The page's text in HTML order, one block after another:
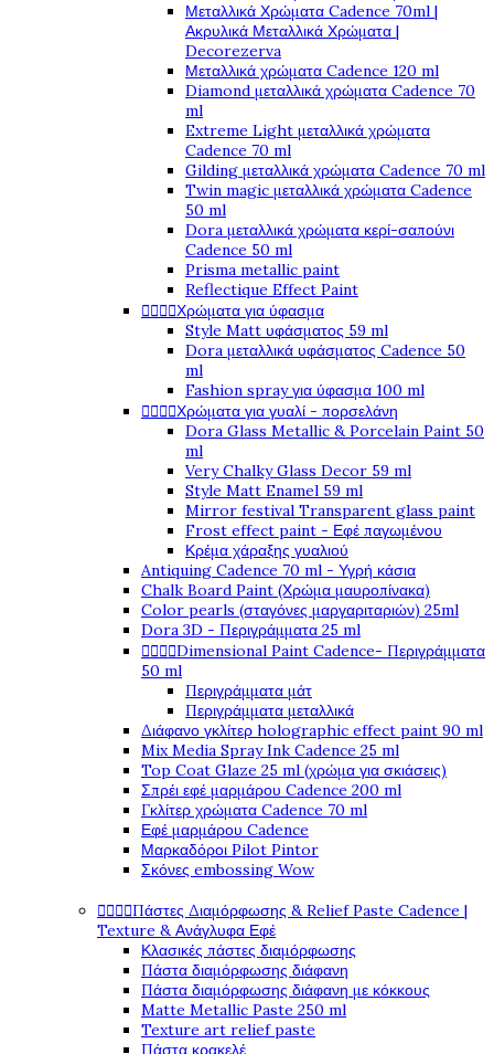
Μεταλλικά Χρώματα Cadence 70ml |
Ακρυλικά Μεταλλικά Χρώματα |
Decorezerva
Μεταλλικά χρώματα Cadence 120 ml
Diamond μεταλλικά χρώματα Cadence 70
ml
Extreme Light μεταλλικά χρώματα
Cadence 70 ml
Gilding μεταλλικά χρώματα Cadence 70 ml
Twin magic μεταλλικά χρώματα Cadence
50 ml
Dora μεταλλικά χρώματα κερί-σαπούνι
Cadence 50 ml
Prisma metallic paint
Reflectique Effect Paint
Χρώματα για ύφασμα
Style Matt υφάσματος 59 ml
Dora μεταλλικά υφάσματος Cadence 50
ml
Fashion spray για ύφασμα 100 ml
Χρώματα για γυαλί - πορσελάνη
Dora Glass Metallic & Porcelain Paint 50
ml
Very Chalky Glass Decor 59 ml
Style Matt Enamel 59 ml
Mirror festival Transparent glass paint
Frost effect paint - Εφέ παγωμένου
Κρέμα χάραξης γυαλιού
Antiquing Cadence 70 ml - Υγρή κάσια
Chalk Board Paint (Χρώμα μαυροπίνακα)
Color pearls (σταγόνες μαργαριταριών) 25ml
Dora 3D - Περιγράμματα 25 ml
Dimensional Paint Cadence- Περιγράμματα
50 ml
Περιγράμματα μάτ
Περιγράμματα μεταλλικά
Διάφανο γκλίτερ holographic effect paint 90 ml
Mix Media Spray Ink Cadence 25 ml
Top Coat Glaze 25 ml (χρώμα για σκιάσεις)
Σπρέι εφέ μαρμάρου Cadence 200 ml
Γκλίτερ χρώματα Cadence 70 ml
Εφέ μαρμάρου Cadence
Μαρκαδόροι Pilot Pintor
Σκόνες embossing Wow
Πάστες Διαμόρφωσης & Relief Paste Cadence |
Texture & Ανάγλυφα Εφέ
Κλασικές πάστες διαμόρφωσης
Πάστα διαμόρφωσης διάφανη
Πάστα διαμόρφωσης διάφανη με κόκκους
Matte Metallic Paste 250 ml
Texture art relief paste
Πάστα κρακελέ